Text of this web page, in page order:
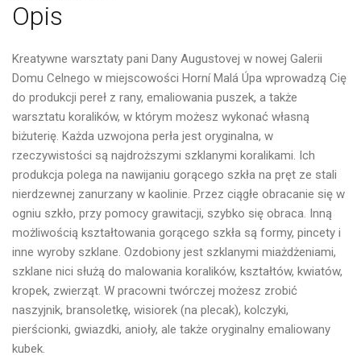
Opis
Kreatywne warsztaty pani Dany Augustovej w nowej Galerii
Domu Celnego w miejscowości Horní Malá Úpa wprowadzą Cię
do produkcji pereł z rany, emaliowania puszek, a także
warsztatu koralików, w którym możesz wykonać własną
biżuterię. Każda uzwojona perła jest oryginalna, w
rzeczywistości są najdroższymi szklanymi koralikami. Ich
produkcja polega na nawijaniu gorącego szkła na pręt ze stali
nierdzewnej zanurzany w kaolinie. Przez ciągłe obracanie się w
ogniu szkło, przy pomocy grawitacji, szybko się obraca. Inną
możliwością kształtowania gorącego szkła są formy, pincety i
inne wyroby szklane. Ozdobiony jest szklanymi miażdżeniami,
szklane nici służą do malowania koralików, kształtów, kwiatów,
kropek, zwierząt. W pracowni twórczej możesz zrobić
naszyjnik, bransoletkę, wisiorek (na plecak), kolczyki,
pierścionki, gwiazdki, anioły, ale także oryginalny emaliowany
kubek.